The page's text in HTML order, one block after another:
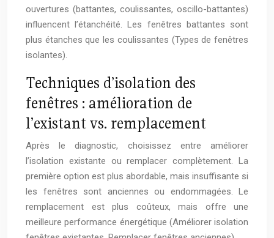
ouvertures (battantes, coulissantes, oscillo-battantes)
influencent l’étanchéité. Les fenêtres battantes sont
plus étanches que les coulissantes (Types de fenêtres
isolantes).
Techniques d’isolation des
fenêtres : amélioration de
l’existant vs. remplacement
Après le diagnostic, choisissez entre améliorer
l’isolation existante ou remplacer complètement. La
première option est plus abordable, mais insuffisante si
les fenêtres sont anciennes ou endommagées. Le
remplacement est plus coûteux, mais offre une
meilleure performance énergétique (Améliorer isolation